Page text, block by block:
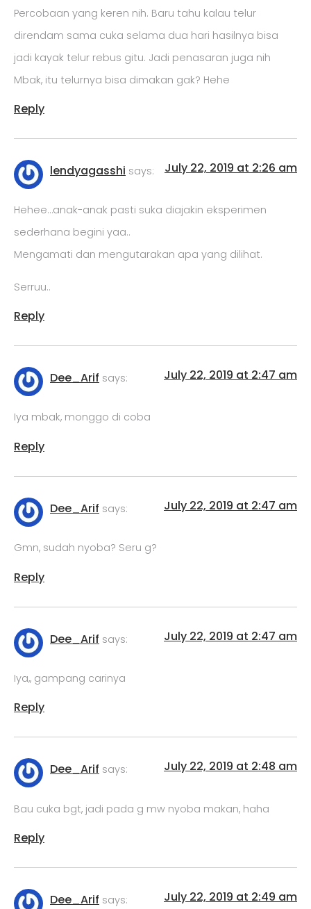
Percobaan yang keren nih. Baru tahu kalau telur
direndam sama cuka selama dua hari hasilnya bisa
jadi kayak telur rebus gitu. Jadi penasaran juga nih
Mbak, itu telurnya bisa dimakan gak? Hehe
Reply
lendyagasshi says: July 22, 2019 at 2:26 am
Hehee…anak-anak pasti suka diajakin eksperimen
sederhana begini yaa..
Mengamati dan mengutarakan apa yang dilihat.
Serruu..
Reply
Dee_Arif says: July 22, 2019 at 2:47 am
Iya mbak, monggo di coba
Reply
Dee_Arif says: July 22, 2019 at 2:47 am
Gmn, sudah nyoba? Seru g?
Reply
Dee_Arif says: July 22, 2019 at 2:47 am
Iya,, gampang carinya
Reply
Dee_Arif says: July 22, 2019 at 2:48 am
Bau cuka bgt, jadi pada g mw nyoba makan, haha
Reply
Dee_Arif says: July 22, 2019 at 2:49 am